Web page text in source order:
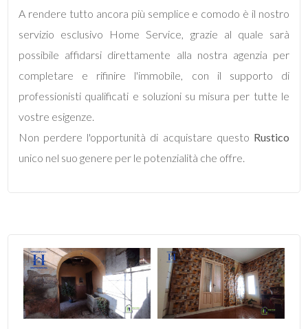
A rendere tutto ancora più semplice e comodo è il nostro
servizio esclusivo Home Service, grazie al quale sarà
possibile affidarsi direttamente alla nostra agenzia per
completare e rifinire l'immobile, con il supporto di
professionisti qualificati e soluzioni su misura per tutte le
vostre esigenze.
Non perdere l'opportunità di acquistare questo Rustico
unico nel suo genere per le potenzialità che offre.
4
5
5+
Bagni
minimi
2
3